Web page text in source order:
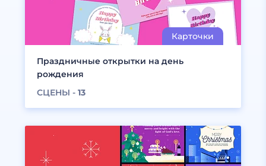
Праздничные открытки на день
рождения
СЦЕНЫ - 13